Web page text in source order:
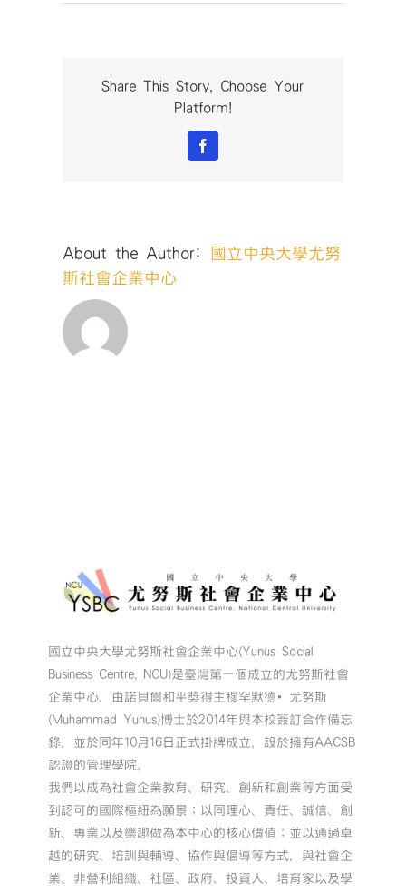
中
Share This Story, Choose Your
Platform!
Facebook
About the Author:
國立中央大學尤努
斯社會企業中心
國立中央大學尤努斯社會企業中心(Yunus Social
Business Centre, NCU)是臺灣第一個成立的尤努斯社會
企業中心，由諾貝爾和平獎得主穆罕默德•尤努斯
(Muhammad Yunus)博士於2014年與本校簽訂合作備忘
錄，並於同年10月16日正式掛牌成立，設於擁有AACSB
認證的管理學院。
我們以成為社會企業教育、研究、創新和創業等方面受
到認可的國際樞紐為願景；以同理心、責任、誠信、創
新、專業以及樂趣做為本中心的核心價值；並以通過卓
越的研究、培訓與輔導、協作與倡導等方式，與社會企
業、非營利組織、社區、政府、投資人、培育家以及學